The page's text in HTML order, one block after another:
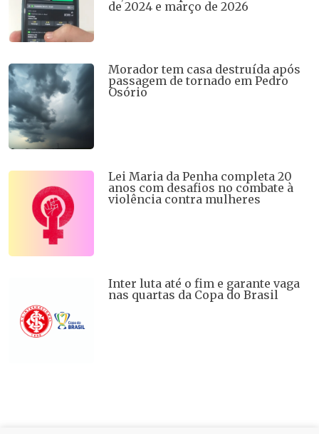
de 2024 e março de 2026
Morador tem casa destruída após
passagem de tornado em Pedro
Osório
Lei Maria da Penha completa 20
anos com desafios no combate à
violência contra mulheres
Inter luta até o fim e garante vaga
nas quartas da Copa do Brasil